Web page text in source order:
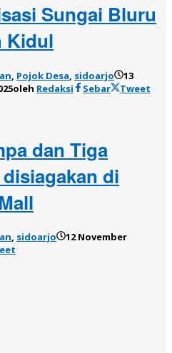
Sungai Bluru
Kidul
, Pojok Desa, sidoarjo
13
oleh Redaksi Sebar
Tweet
dan Tiga
di
, sidoarjo
12 November